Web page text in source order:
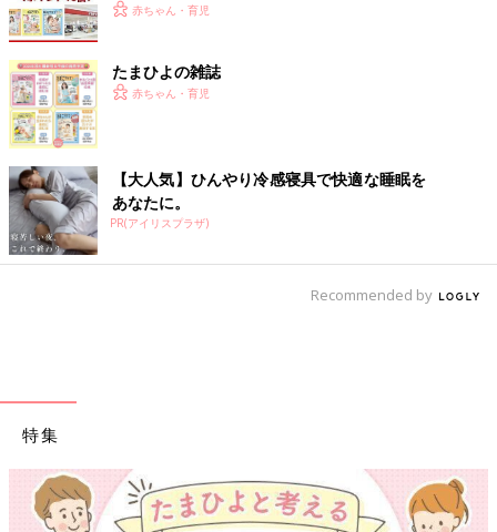
赤ちゃん・育児
たまひよの雑誌
赤ちゃん・育児
【大人気】ひんやり冷感寝具で快適な睡眠を
あなたに。
PR(アイリスプラザ)
Recommended by
特集